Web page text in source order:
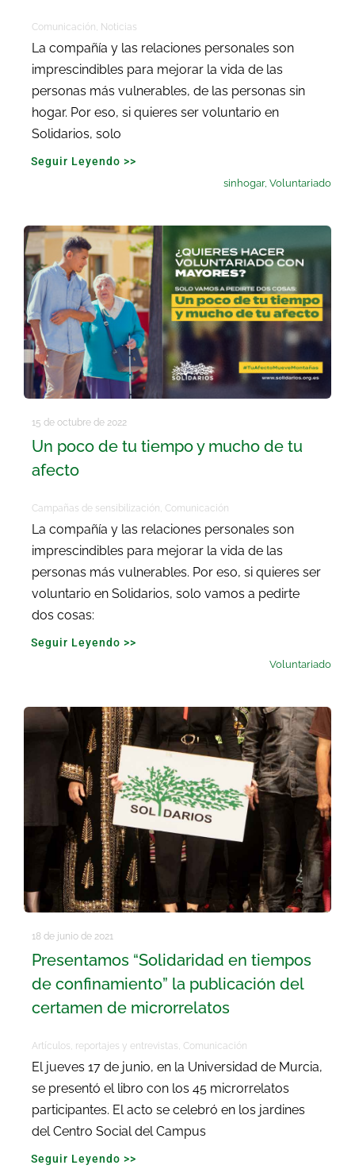
Comunicación, Noticias
La compañía y las relaciones personales son
imprescindibles para mejorar la vida de las
personas más vulnerables, de las personas sin
hogar. Por eso, si quieres ser voluntario en
Solidarios, solo
Seguir Leyendo >>
sinhogar,Voluntariado
15 de octubre de 2022
Un poco de tu tiempo y mucho de tu
afecto
Campañas de sensibilización, Comunicación
La compañía y las relaciones personales son
imprescindibles para mejorar la vida de las
personas más vulnerables. Por eso, si quieres ser
voluntario en Solidarios, solo vamos a pedirte
dos cosas:
Seguir Leyendo >>
Voluntariado
18 de junio de 2021
Presentamos “Solidaridad en tiempos
de confinamiento” la publicación del
certamen de microrrelatos
Artículos, reportajes y entrevistas, Comunicación
El jueves 17 de junio, en la Universidad de Murcia,
se presentó el libro con los 45 microrrelatos
participantes. El acto se celebró en los jardines
del Centro Social del Campus
Seguir Leyendo >>